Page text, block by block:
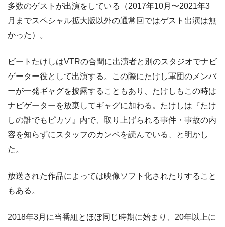
多数のゲストが出演をしている（2017年10月〜2021年3
月までスペシャル拡大版以外の通常回ではゲスト出演は無
かった）。
ビートたけしはVTRの合間に出演者と別のスタジオでナビ
ゲーター役として出演する。この際にたけし軍団のメンバ
ーが一発ギャグを披露することもあり、たけしもこの時は
ナビゲーターを放棄してギャグに加わる。たけしは『たけ
しの誰でもピカソ』内で、取り上げられる事件・事故の内
容を知らずにスタッフのカンペを読んでいる、と明かし
た。
放送された作品によっては映像ソフト化されたりすること
もある。
2018年3月に当番組とほぼ同じ時期に始まり、20年以上に